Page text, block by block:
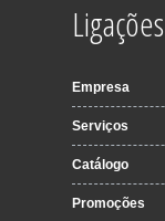
Ligações
Empresa
Serviços
Catálogo
Promoções